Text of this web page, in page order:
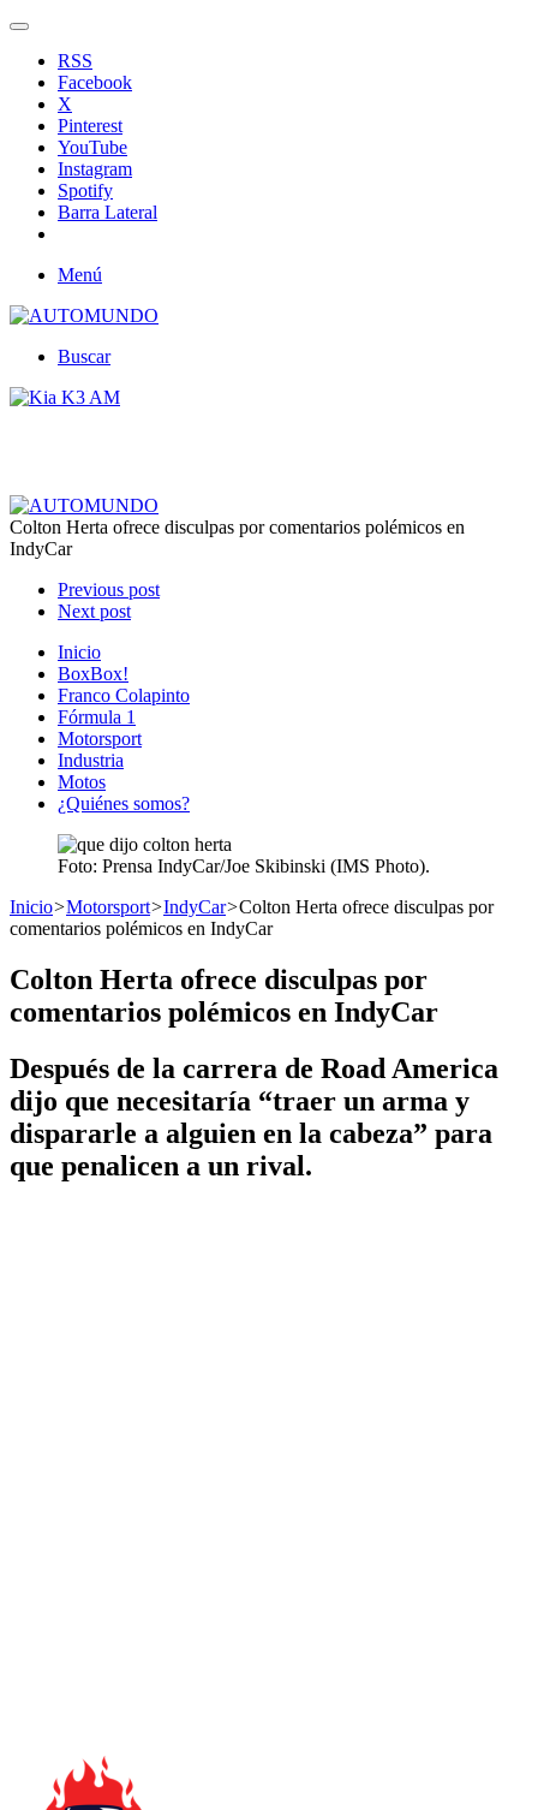
RSS
Facebook
X
Pinterest
YouTube
Instagram
Spotify
Barra Lateral
Menú
Buscar
Colton Herta ofrece disculpas por comentarios polémicos en
IndyCar
Previous post
Next post
Inicio
BoxBox!
Franco Colapinto
Fórmula 1
Motorsport
Industria
Motos
¿Quiénes somos?
Foto: Prensa IndyCar/Joe Skibinski (IMS Photo).
Inicio>Motorsport>IndyCar>Colton Herta ofrece disculpas por
comentarios polémicos en IndyCar
Colton Herta ofrece disculpas por
comentarios polémicos en IndyCar
Después de la carrera de Road America
dijo que necesitaría “traer un arma y
dispararle a alguien en la cabeza” para
que penalicen a un rival.